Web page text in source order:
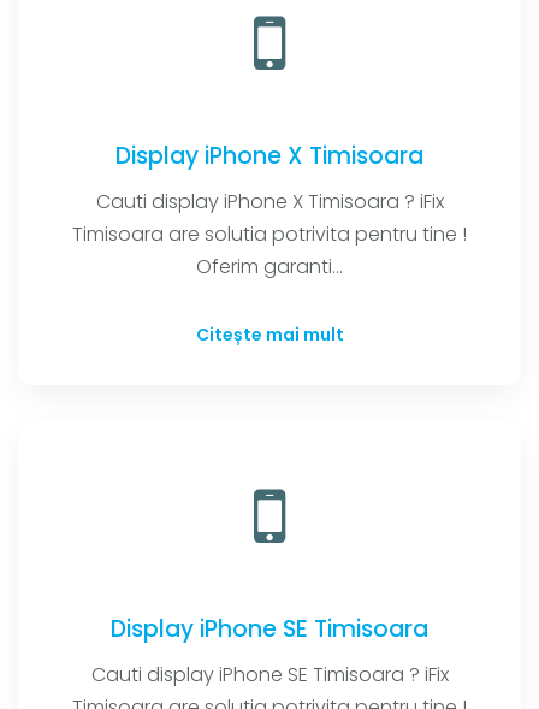
Display iPhone X Timisoara
Cauti display iPhone X Timisoara ? iFix
Timisoara are solutia potrivita pentru tine !
Oferim garanti...
Citește mai mult
Display iPhone SE Timisoara
Cauti display iPhone SE Timisoara ? iFix